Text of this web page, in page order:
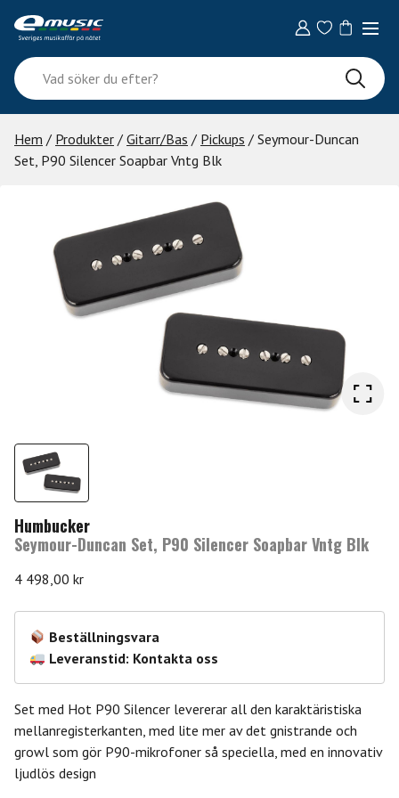
content
Vad
söker
du
efter?
Hem / Produkter / Gitarr/Bas / Pickups / Seymour-Duncan
Set, P90 Silencer Soapbar Vntg Blk
Humbucker
Seymour-Duncan Set, P90 Silencer Soapbar Vntg Blk
4 498,00 kr
Beställningsvara
Leveranstid: Kontakta oss
Set med Hot P90 Silencer levererar all den karaktäristiska
mellanregisterkanten, med lite mer av det gnistrande och
growl som gör P90-mikrofoner så speciella, med en innovativ
ljudlös design